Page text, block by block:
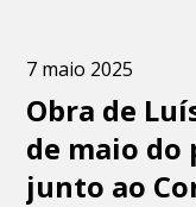
7 maio 2025
Obra de
de maio do
junto ao